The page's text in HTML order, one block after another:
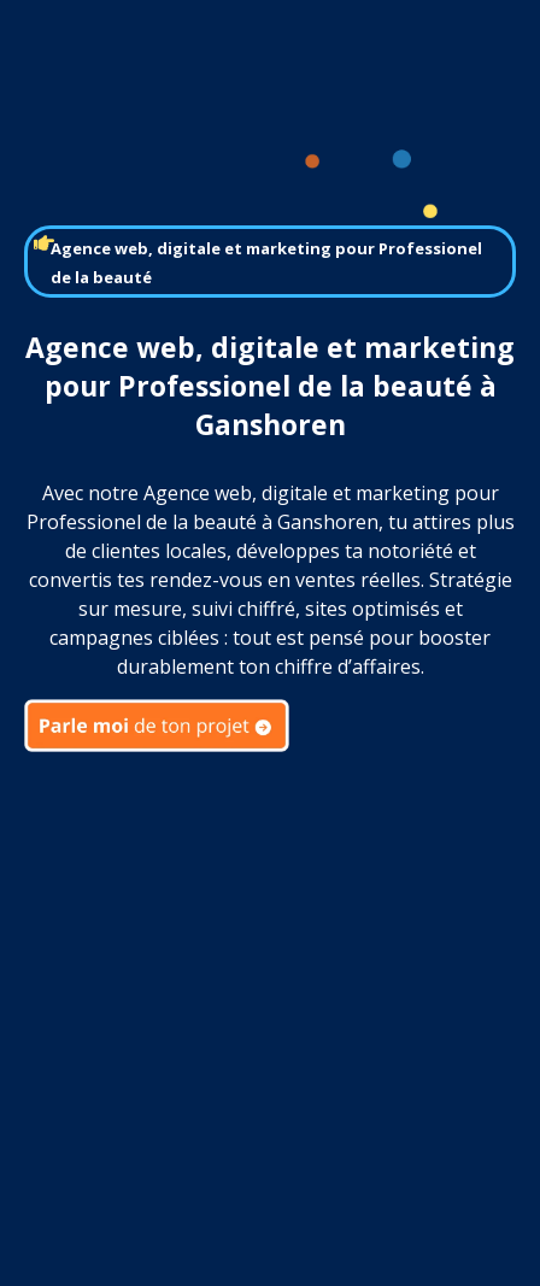
Agence web, digitale et marketing pour Professionel
de la beauté
Agence web, digitale et marketing
pour Professionel de la beauté à
Ganshoren
Avec notre Agence web, digitale et marketing pour
Professionel de la beauté à Ganshoren, tu attires plus
de clientes locales, développes ta notoriété et
convertis tes rendez-vous en ventes réelles. Stratégie
sur mesure, suivi chiffré, sites optimisés et
campagnes ciblées : tout est pensé pour booster
durablement ton chiffre d’affaires.